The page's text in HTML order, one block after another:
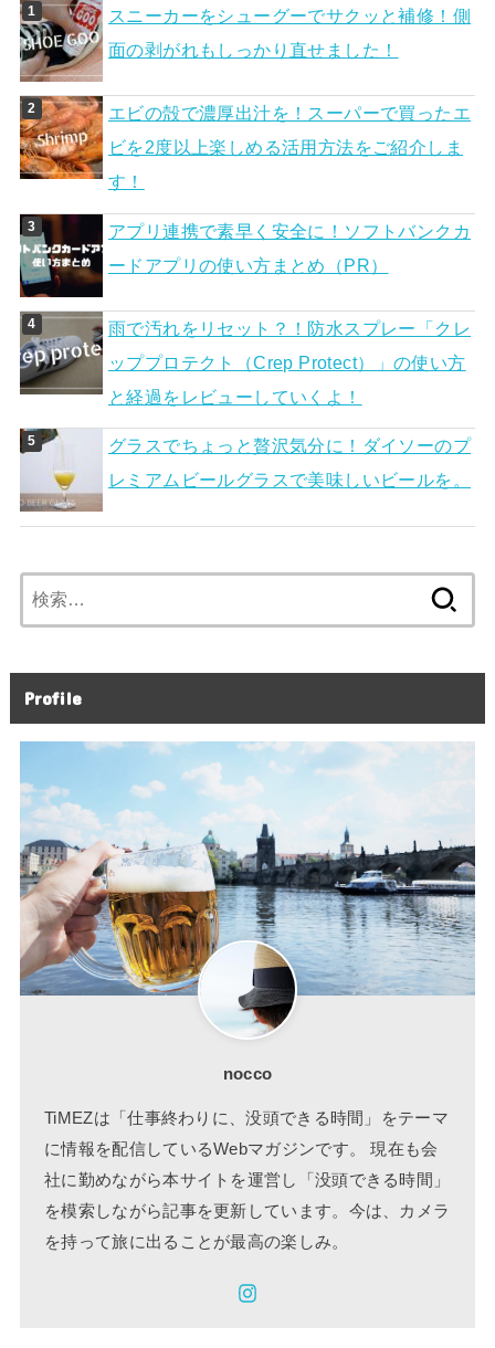
スニーカーをシューグーでサクッと補修！側
面の剥がれもしっかり直せました！
エビの殻で濃厚出汁を！スーパーで買ったエ
ビを2度以上楽しめる活用方法をご紹介しま
す！
アプリ連携で素早く安全に！ソフトバンクカ
ードアプリの使い方まとめ（PR）
雨で汚れをリセット？！防水スプレー「クレ
ッププロテクト（Crep Protect）」の使い方
と経過をレビューしていくよ！
グラスでちょっと贅沢気分に！ダイソーのプ
レミアムビールグラスで美味しいビールを。
索:
Profile
nocco
TiMEZは「仕事終わりに、没頭できる時間」をテーマ
に情報を配信しているWebマガジンです。 現在も会
社に勤めながら本サイトを運営し「没頭できる時間」
を模索しながら記事を更新しています。今は、カメラ
を持って旅に出ることが最高の楽しみ。